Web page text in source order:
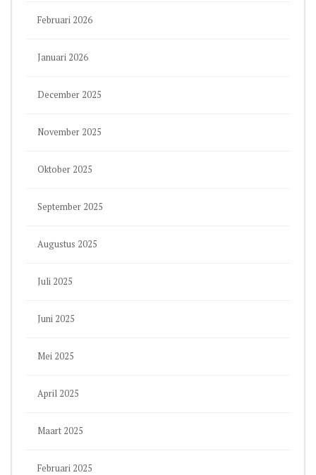
Februari 2026
Januari 2026
December 2025
November 2025
Oktober 2025
September 2025
Augustus 2025
Juli 2025
Juni 2025
Mei 2025
April 2025
Maart 2025
Februari 2025